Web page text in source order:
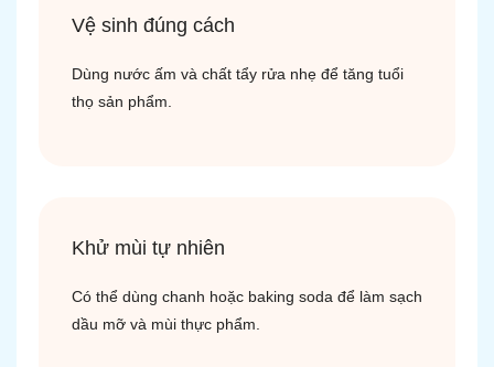
Vệ sinh đúng cách
Dùng nước ấm và chất tẩy rửa nhẹ để tăng tuổi
thọ sản phẩm.
Khử mùi tự nhiên
Có thể dùng chanh hoặc baking soda để làm sạch
dầu mỡ và mùi thực phẩm.